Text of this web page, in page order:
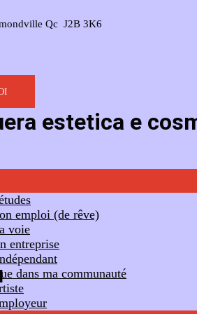
Qc J2B 3K6
emploi (de rêve)
voie
entreprise
dans ma communauté
estetica e